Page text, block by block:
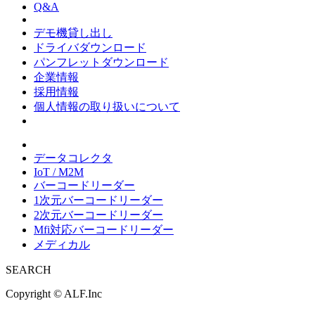
Q&A
デモ機貸し出し
ドライバダウンロード
パンフレットダウンロード
企業情報
採用情報
個人情報の取り扱いについて
データコレクタ
IoT / M2M
バーコードリーダー
1次元バーコードリーダー
2次元バーコードリーダー
Mfi対応バーコードリーダー
メディカル
SEARCH
Copyright © ALF.Inc